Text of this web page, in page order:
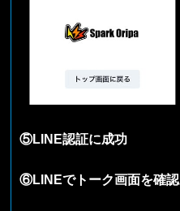
⑤LINE認証に成功
⑥LINEでトーク画面を確認